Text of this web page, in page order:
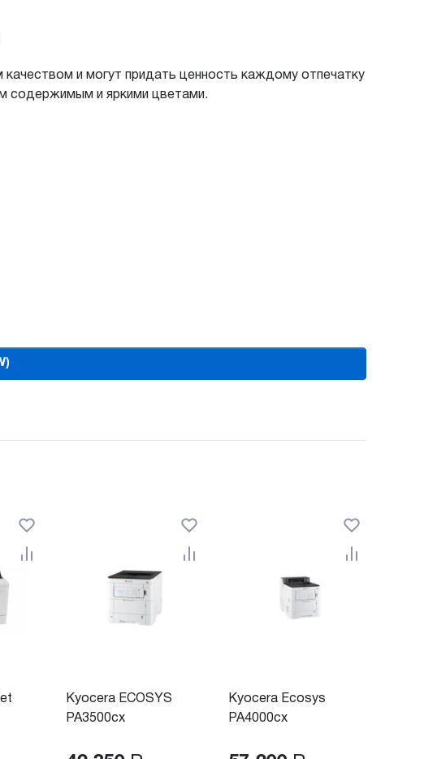
и могут придать ценность каждому отпечатку
содержимым и яркими цветами.
Kyocera ECOSYS
PA3500cx
Kyocera Ecosys
PA4000cx